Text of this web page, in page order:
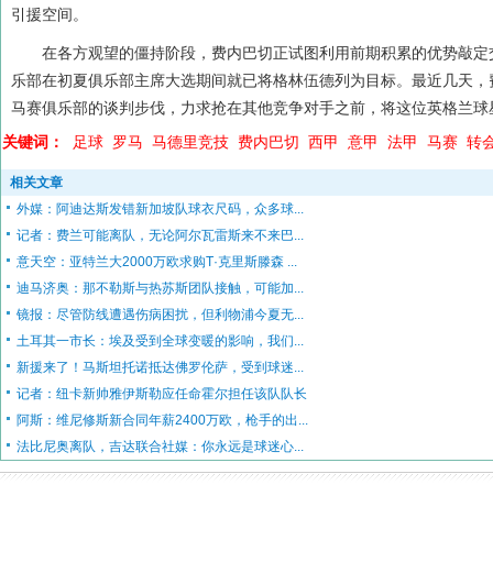
引援空间。
在各方观望的僵持阶段，费内巴切正试图利用前期积累的优势敲
乐部在初夏俱乐部主席大选期间就已将格林伍德列为目标。最近几天
马赛俱乐部的谈判步伐，力求抢在其他竞争对手之前，将这位英格兰
关键词：
足球 罗马 马德里竞技 费内巴切 西甲 意甲 法甲 马赛 转
相关文章
外媒：阿迪达斯发错新加坡队球衣尺码，众多球...
记者：费兰可能离队，无论阿尔瓦雷斯来不来巴...
意天空：亚特兰大2000万欧求购T·克里斯滕森 ...
迪马济奥：那不勒斯与热苏斯团队接触，可能加...
镜报：尽管防线遭遇伤病困扰，但利物浦今夏无...
土耳其一市长：埃及受到全球变暖的影响，我们...
新援来了！马斯坦托诺抵达佛罗伦萨，受到球迷...
记者：纽卡新帅雅伊斯勒应任命霍尔担任该队队长
阿斯：维尼修斯新合同年薪2400万欧，枪手的出...
法比尼奥离队，吉达联合社媒：你永远是球迷心...